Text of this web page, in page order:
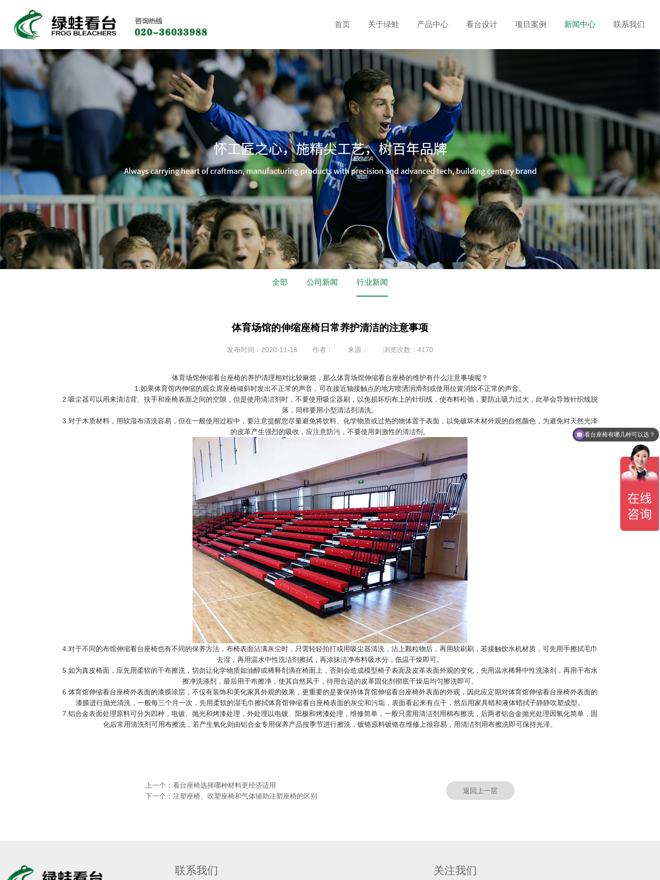
首页 关于绿蛙 产品中心 看台设计 项目案例 新闻中心 联系我们
全部 公司新闻 行业新闻
体育场馆的伸缩座椅日常养护清洁的注意事项
发布时间：2020-11-16 作者： 来源： 浏览次数：4170
体育场馆伸缩看台座椅的养护清理相对比较麻烦，那么体育场馆伸缩看台座椅的维护有什么注意事项呢？
1.如果体育馆内伸缩的观众席座椅倾斜时发出不正常的声音，可在接近轴接触点的地方喷洒润滑剂或使用拉簧消除不正常的声音。
2.吸尘器可以用来清洁背、扶手和座椅表面之间的空隙，但是使用清洁剂时，不要使用吸尘器刷，以免损坏织布上的针织线，使布料松弛，要防止吸力过大，此举会导致针织线脱
落，同样要用小型清洁剂清洗。
3.对于木质材料，用软湿布清洗容易，但在一般使用过程中，要注意提醒您尽量避免将饮料、化学物质或过热的物体置于表面，以免破坏木材外观的自然颜色，为避免对天然光泽
的皮革产生强烈的吸收，应注意防污，不要使用刺激性的清洁剂。
4.对于不同的布馆伸缩看台座椅也有不同的保养方法，布椅表面沾满灰尘时，只需轻轻拍打或用吸尘器清洗，沾上颗粒物后，再用软刷刷，若接触饮水机材质，可先用手擦拭毛巾
去湿，再用温水中性洗洁剂擦拭，再涂抹洁净布料吸水分，低温干燥即可。
5.如为真皮椅面，应先用柔软的干布擦洗，切勿让化学物质如油醇或稀释剂滴在椅面上，否则会造成模型椅子表面及皮革表面外观的变化，先用温水稀释中性洗涤剂，再用干布水
擦净洗涤剂，最后用干布擦净，使其自然风干，待用合适的皮革固化剂彻底干燥后均匀擦洗即可。
6.体育馆伸缩看台座椅外表面的漆膜涂层，不仅有装饰和美化家具外观的效果，更重要的是要保持体育馆伸缩看台座椅外表面的外观，因此应定期对体育馆伸缩看台座椅外表面的
漆膜进行抛光清洗，一般每三个月一次，先用柔软的湿毛巾擦拭体育馆伸缩看台座椅表面的灰尘和污垢，表面看起来有点干，然后用家具蜡和液体蜡拭子静静吹塑成型。
7.铝合金表面处理原料可分为四种，电镀、抛光和烤漆处理，外处理以电镀、阳极和烤漆处理，维修简单，一般只需用清洁剂用棉布擦洗，后两者铝合金抛光处理因氧化简单，固
化后常用清洗剂可用布擦洗，若产生氧化则由铝合金专用保养产品按季节进行擦洗，镀铬原料镀铬在维修上很容易，用清洁剂用布擦洗即可保持光泽。
上一个： 看台座椅选择哪种材料更经济适用
下一个： 注塑座椅、吹塑座椅和气体辅助注塑座椅的区别
返回上一层
联系我们 关注我们
做一套看台座椅要多少钱？
看台座椅有哪几种可以选？